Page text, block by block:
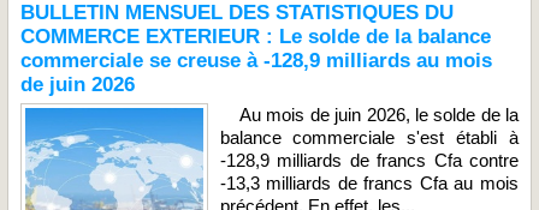
BULLETIN MENSUEL DES STATISTIQUES DU
COMMERCE EXTERIEUR : Le solde de la balance
commerciale se creuse à -128,9 milliards au mois
de juin 2026
Au mois de juin 2026, le solde de la
balance commerciale s'est établi à
-128,9 milliards de francs Cfa contre
-13,3 milliards de francs Cfa au mois
précédent. En effet, les...